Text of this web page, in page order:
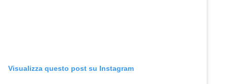
Visualizza questo post su Instagram